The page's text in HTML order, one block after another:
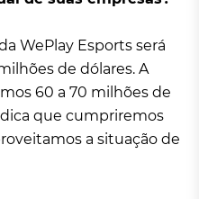
WePlay Esports será
de dólares. A
60 a 70 milhões de
que cumpriremos
a situação de